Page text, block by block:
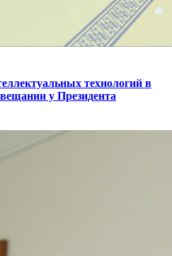
технологий в
у Президента